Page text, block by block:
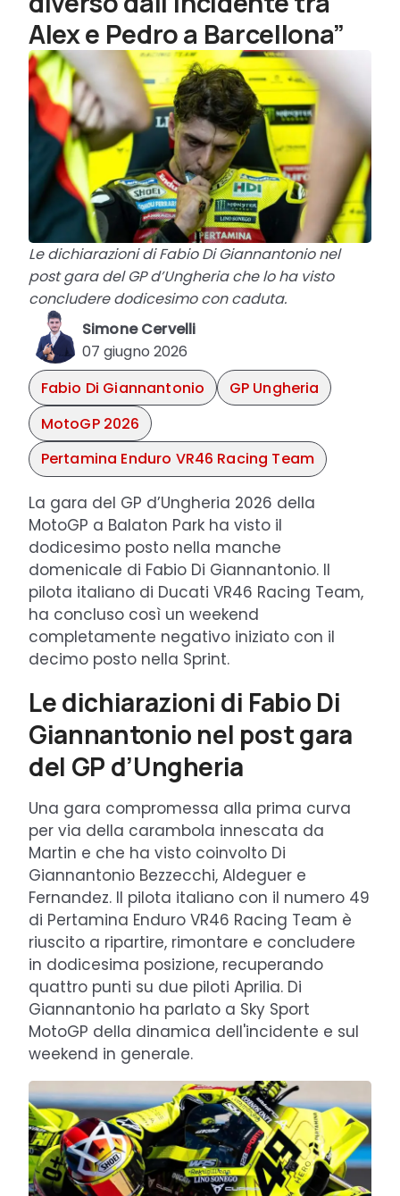
Alex e Pedro a Barcellona”
Le dichiarazioni di Fabio Di Giannantonio nel
post gara del GP d’Ungheria che lo ha visto
concludere dodicesimo con caduta.
Simone Cervelli
07 giugno 2026
Fabio Di Giannantonio
GP Ungheria
MotoGP 2026
Pertamina Enduro VR46 Racing Team
La gara del GP d’Ungheria 2026 della
MotoGP a Balaton Park ha visto il
dodicesimo posto nella manche
domenicale di Fabio Di Giannantonio. Il
pilota italiano di Ducati VR46 Racing Team,
ha concluso così un weekend
completamente negativo iniziato con il
decimo posto nella Sprint.
Le dichiarazioni di Fabio Di
Giannantonio nel post gara
del GP d’Ungheria
Una gara compromessa alla prima curva
per via della carambola innescata da
Martin e che ha visto coinvolto Di
Giannantonio Bezzecchi, Aldeguer e
Fernandez. Il pilota italiano con il numero 49
di Pertamina Enduro VR46 Racing Team è
riuscito a ripartire, rimontare e concludere
in dodicesima posizione, recuperando
quattro punti su due piloti Aprilia. Di
Giannantonio ha parlato a Sky Sport
MotoGP della dinamica dell'incidente e sul
weekend in generale.